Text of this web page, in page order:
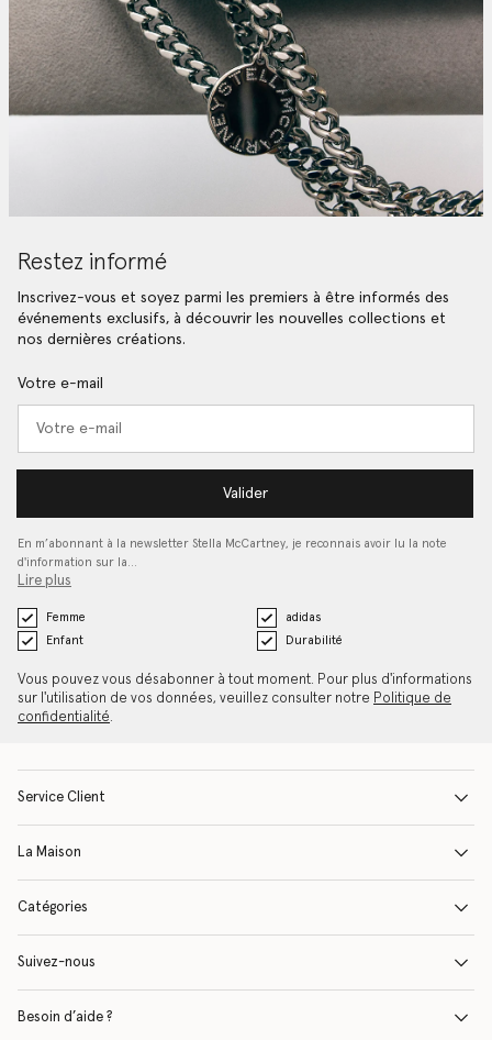
Restez informé
Inscrivez-vous et soyez parmi les premiers à être informés des
événements exclusifs, à découvrir les nouvelles collections et
nos dernières créations.
Votre e-mail
Valider
En m’abonnant à la newsletter Stella McCartney, je reconnais avoir lu la note
d'information sur la…
Lire plus
Femme
adidas
Enfant
Durabilité
Vous pouvez vous désabonner à tout moment. Pour plus d'informations
sur l'utilisation de vos données, veuillez consulter notre Politique de
confidentialité.
Service Client
La Maison
Catégories
Suivez-nous
Besoin d’aide ?